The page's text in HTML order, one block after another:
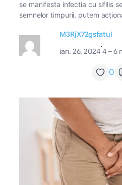
se manifesta infectia cu sifilis
semnelor timpurii, putem
M3RjX72gsfatul
ian. 26, 2024
·
4 – 6
0